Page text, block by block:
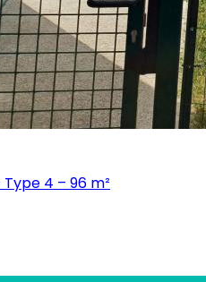
Type 4 – 96 m²